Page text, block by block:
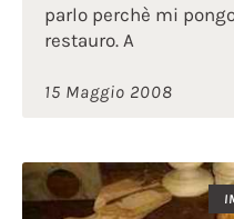
parlo perchè mi
restauro. A
15 Maggio 2008